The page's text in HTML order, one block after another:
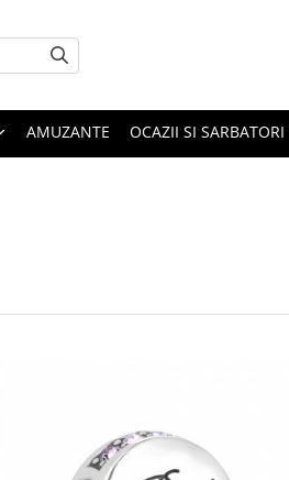
AMUZANTE OCAZII SI SARBATORI